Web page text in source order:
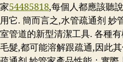
家54485818,每個人都應該聽
用它. 簡而言之,水管疏通剂 妙
室管道的新型清潔工具. 各種
毛髮,都可能溶解跟疏通,因此